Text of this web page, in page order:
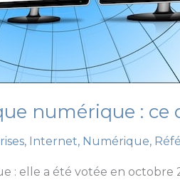
numérique :
, Internet, Numérique,
: elle a été votée en octobre